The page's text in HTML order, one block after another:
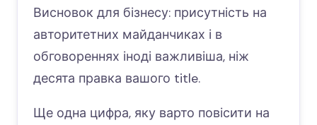
Висновок для бізнесу: присутність на
авторитетних майданчиках і в
обговореннях іноді важливіша, ніж
десята правка вашого title.
Ще одна цифра, яку варто повісити на